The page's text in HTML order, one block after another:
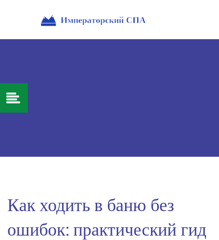
Как ходить в баню без
ошибок: практический гид